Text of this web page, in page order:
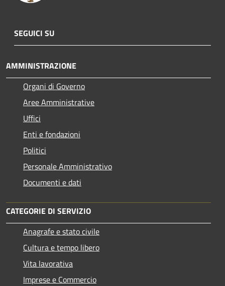
SEGUICI SU
AMMINISTRAZIONE
Organi di Governo
Aree Amministrative
Uffici
Enti e fondazioni
Politici
Personale Amministrativo
Documenti e dati
CATEGORIE DI SERVIZIO
Anagrafe e stato civile
Cultura e tempo libero
Vita lavorativa
Imprese e Commercio